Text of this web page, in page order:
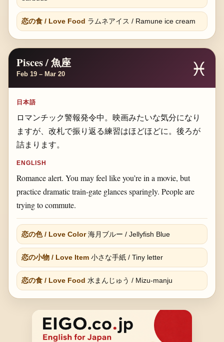
恋の食 / Love Food ラムネアイス / Ramune ice cream
Pisces / 魚座
Feb 19 – Mar 20 ♓
日本語
ロマンチック警報発令中。映画みたいな気分になり
ますが、改札で振り返る練習はほどほどに。後ろが
詰まります。
ENGLISH
Romance alert. You may feel like you’re in a movie, but
practice dramatic train-gate glances sparingly. People are
trying to commute.
恋の色 / Love Color海月ブルー / Jellyfish Blue
恋の小物 / Love Item小さな手紙 / Tiny letter
恋の食 / Love Food 水まんじゅう / Mizu-manju